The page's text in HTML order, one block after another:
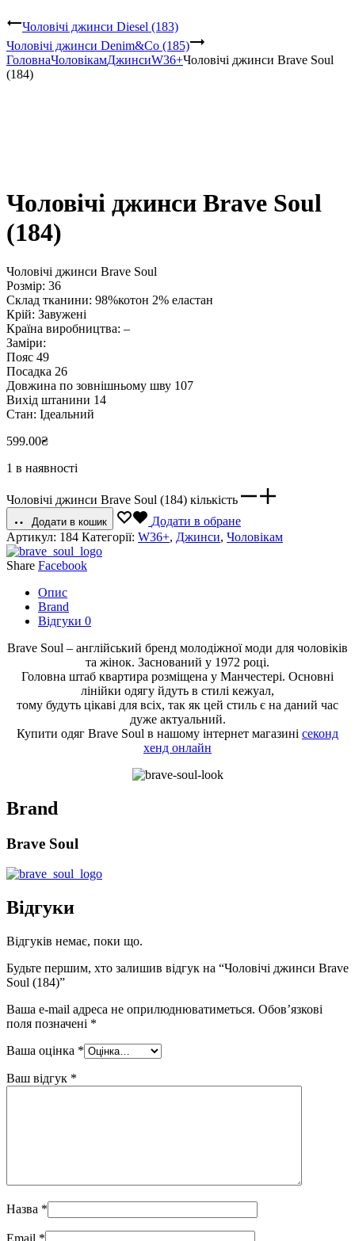
Чоловічі джинси Diesel (183)
Чоловічі джинси Denim&Co (185)
ГоловнаЧоловікамДжинсиW36+Чоловічі джинси Brave Soul
(184)
Чоловічі джинси Brave Soul
(184)
Чоловічі джинси Brave Soul
Розмір: 36
Склад тканини: 98%котон 2% еластан
Крій: Завужені
Країна виробництва: –
Заміри:
Пояс 49
Посадка 26
Довжина по зовнішньому шву 107
Вихід штанини 14
Стан: Ідеальний
599.00₴
1 в наявності
Чоловічі джинси Brave Soul (184) кількість
Додати в кошик
Додати в обране
Артикул: 184 Категорії: W36+, Джинси, Чоловікам
Share Facebook
Опис
Brand
Відгуки 0
Brave Soul – англійський бренд молодіжної моди для чоловіків
та жінок. Заснований у 1972 році.
Головна штаб квартира розміщена у Манчестері. Основні
лінійки одягу йдуть в стилі кежуал,
тому будуть цікаві для всіх, так як цей стиль є на даний час
дуже актуальний.
Купити одяг Brave Soul в нашому інтернет магазині секонд
хенд онлайн
Brand
Brave Soul
Відгуки
Відгуків немає, поки що.
Будьте першим, хто залишив відгук на “Чоловічі джинси Brave
Soul (184)”
Ваша e-mail адреса не оприлюднюватиметься. Обов’язкові
поля позначені *
Ваша оцінка *
Ваш відгук *
Назва *
Email *